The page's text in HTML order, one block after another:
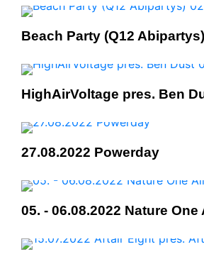
Beach Party (Q12
HighAirVoltage pres. Ben
27.08.2022 Powerday
05. - 06.08.2022 Nature